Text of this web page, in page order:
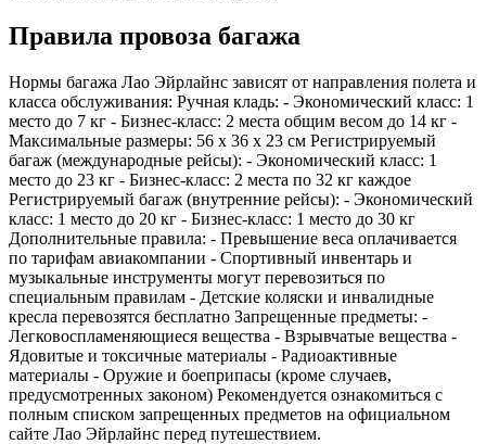
Правила провоза багажа
Нормы багажа Лао Эйрлайнс зависят от направления полета и
класса обслуживания: Ручная кладь: - Экономический класс: 1
место до 7 кг - Бизнес-класс: 2 места общим весом до 14 кг -
Максимальные размеры: 56 x 36 x 23 см Регистрируемый
багаж (международные рейсы): - Экономический класс: 1
место до 23 кг - Бизнес-класс: 2 места по 32 кг каждое
Регистрируемый багаж (внутренние рейсы): - Экономический
класс: 1 место до 20 кг - Бизнес-класс: 1 место до 30 кг
Дополнительные правила: - Превышение веса оплачивается
по тарифам авиакомпании - Спортивный инвентарь и
музыкальные инструменты могут перевозиться по
специальным правилам - Детские коляски и инвалидные
кресла перевозятся бесплатно Запрещенные предметы: -
Легковоспламеняющиеся вещества - Взрывчатые вещества -
Ядовитые и токсичные материалы - Радиоактивные
материалы - Оружие и боеприпасы (кроме случаев,
предусмотренных законом) Рекомендуется ознакомиться с
полным списком запрещенных предметов на официальном
сайте Лао Эйрлайнс перед путешествием.